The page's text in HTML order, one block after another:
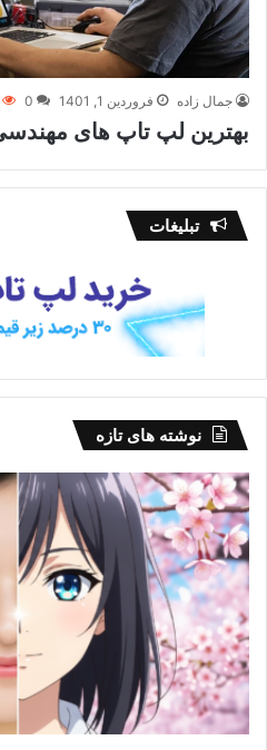
جمال زاده فروردین 1, 1401 0
بهترین لپ تاپ های مهندسی (
تبلیغات
نوشته های تازه